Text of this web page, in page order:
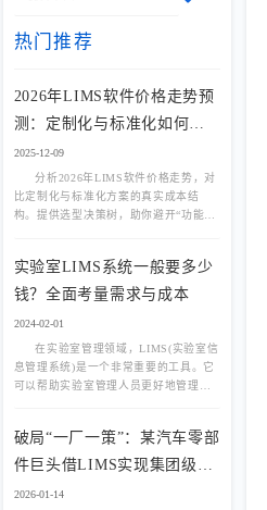
热门推荐
2026年LIMS软件价格走势预
测：定制化与标准化如何选
择？
2025-12-09
分析2026年LIMS软件价格走势，对
比定制化与标准化方案的真实成本结
构。提供选型决策树，助你避开“功能过
实验室LIMS系统一般要多少
钱？全面考量需求与成本
2024-02-01
在实验室管理领域，LIMS(实验室信
息管理系统)是一个非常重要的工具。它
可以帮助实验室管理人员更好地管理实
破局“一厂一策”：某汽车零部
件巨头借LIMS实现集团级实
验室统一管控
2026-01-14